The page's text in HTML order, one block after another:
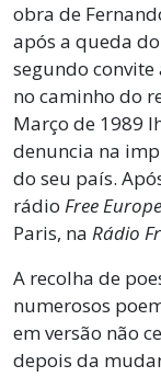
obra de
após a queda
segundo
no caminho do
Março de 1989
denuncia na
do seu país.
rádio Free Europe
Paris, na Rádio
A recolha de
numerosos
em versão não
depois da